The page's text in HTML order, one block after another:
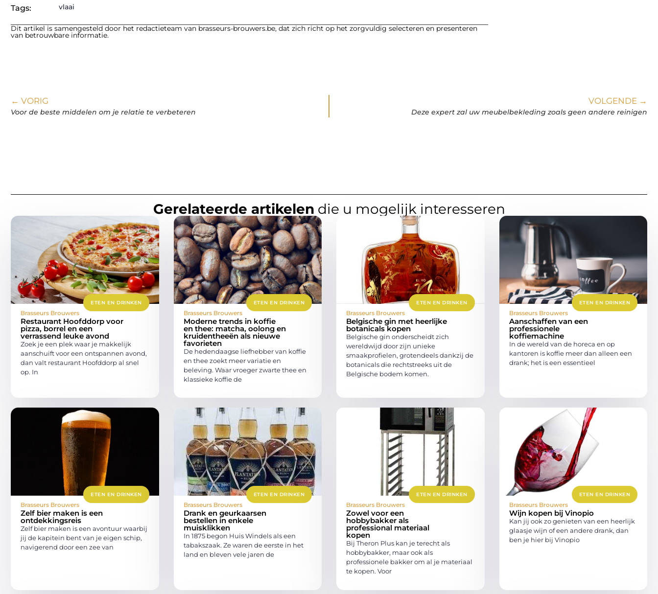
Tags: vlaai
Dit artikel is samengesteld door het redactieteam van brasseurs-brouwers.be, dat zich richt op het zorgvuldig selecteren en presenteren
van betrouwbare informatie.
← VORIG
Voor de beste middelen om je relatie te verbeteren
VOLGENDE →
Deze expert zal uw meubelbekleding zoals geen andere reinigen
Gerelateerde artikelen die u mogelijk interesseren
ETEN EN DRINKEN
Brasseurs Brouwers
Restaurant Hoofddorp voor
pizza, borrel en een
verrassend leuke avond
Zoek je een plek waar je makkelijk
aanschuift voor een ontspannen avond,
dan valt restaurant Hoofddorp al snel
op. In
ETEN EN DRINKEN
Brasseurs Brouwers
Moderne trends in koffie
en thee: matcha, oolong en
kruidentheeën als nieuwe
favorieten
De hedendaagse liefhebber van koffie
en thee zoekt meer variatie en
beleving. Waar vroeger zwarte thee en
klassieke koffie de
ETEN EN DRINKEN
Brasseurs Brouwers
Belgische gin met heerlijke
botanicals kopen
Belgische gin onderscheidt zich
wereldwijd door zijn unieke
smaakprofielen, grotendeels dankzij de
botanicals die rechtstreeks uit de
Belgische bodem komen.
ETEN EN DRINKEN
Brasseurs Brouwers
Aanschaffen van een
professionele
koffiemachine
In de wereld van de horeca en op
kantoren is koffie meer dan alleen een
drank; het is een essentieel
ETEN EN DRINKEN
Brasseurs Brouwers
Zelf bier maken is een
ontdekkingsreis
Zelf bier maken is een avontuur waarbij
jij de kapitein bent van je eigen schip,
navigerend door een zee van
ETEN EN DRINKEN
Brasseurs Brouwers
Drank en geurkaarsen
bestellen in enkele
muisklikken
In 1875 begon Huis Windels als een
tabakszaak. Ze waren de eerste in het
land en bleven vele jaren de
ETEN EN DRINKEN
Brasseurs Brouwers
Zowel voor een
hobbybakker als
professional materiaal
kopen
Bij Theron Plus kan je terecht als
hobbybakker, maar ook als
professionele bakker om al je materiaal
te kopen. Voor
ETEN EN DRINKEN
Brasseurs Brouwers
Wijn kopen bij Vinopio
Kan jij ook zo genieten van een heerlijk
glaasje wijn of een andere drank, dan
ben je hier bij Vinopio